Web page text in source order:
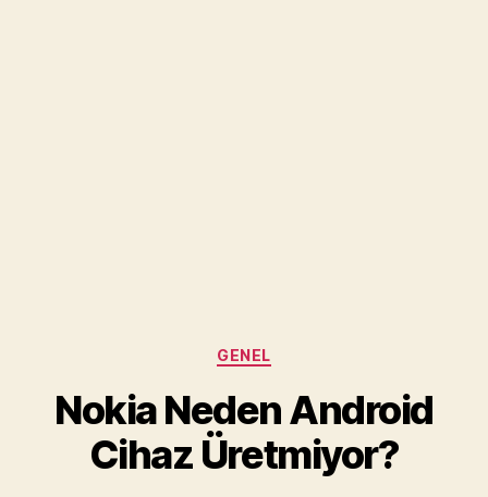
Kategoriler
GENEL
Nokia Neden Android
Cihaz Üretmiyor?